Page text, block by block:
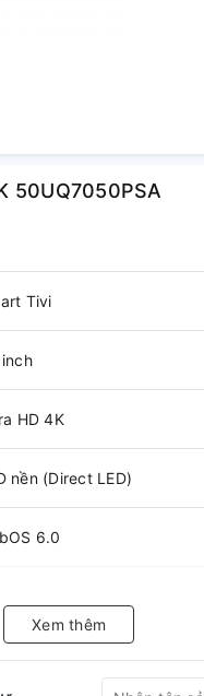
50UQ7050PSA
Tivi
HD 4K
nền (Direct LED)
6.0
Xem thêm